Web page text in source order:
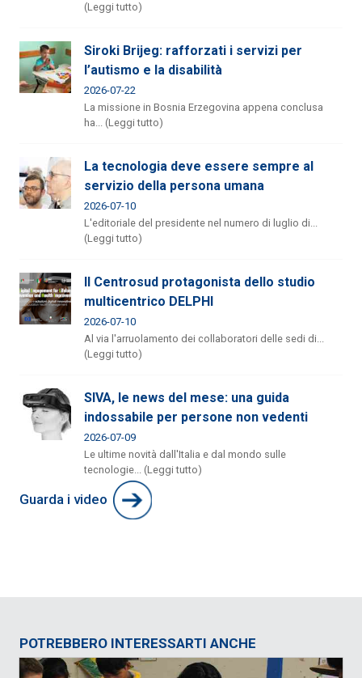
(Leggi tutto)
Siroki Brijeg: rafforzati i servizi per
l’autismo e la disabilità
2026-07-22
La missione in Bosnia Erzegovina appena conclusa
ha... (Leggi tutto)
La tecnologia deve essere sempre al
servizio della persona umana
2026-07-10
L'editoriale del presidente nel numero di luglio di...
(Leggi tutto)
Il Centrosud protagonista dello studio
multicentrico DELPHI
2026-07-10
Al via l'arruolamento dei collaboratori delle sedi di...
(Leggi tutto)
SIVA, le news del mese: una guida
indossabile per persone non vedenti
2026-07-09
Le ultime novità dall'Italia e dal mondo sulle
tecnologie... (Leggi tutto)
Guarda i video
POTREBBERO INTERESSARTI ANCHE